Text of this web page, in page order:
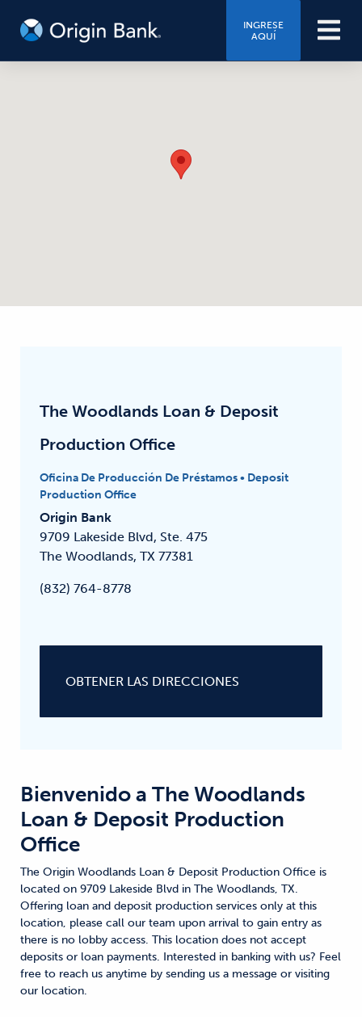
INGRESE
AQUÍ
The Woodlands Loan & Deposit
Production Office
Oficina De Producción De Préstamos• Deposit
Production Office
Origin Bank
9709 Lakeside Blvd, Ste. 475
The Woodlands, TX 77381
(832) 764-8778
OBTENER LAS DIRECCIONES
Bienvenido a The Woodlands
Loan & Deposit Production
Office
The Origin Woodlands Loan & Deposit Production Office is
located on 9709 Lakeside Blvd in The Woodlands, TX.
Offering loan and deposit production services only at this
location, please call our team upon arrival to gain entry as
there is no lobby access. This location does not accept
deposits or loan payments. Interested in banking with us? Feel
free to reach us anytime by sending us a message or visiting
our location.